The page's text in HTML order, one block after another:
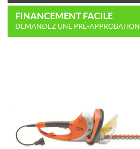
FINANCEMENT FACILE
DEMANDEZ UNE PRÉ-APPROBATION